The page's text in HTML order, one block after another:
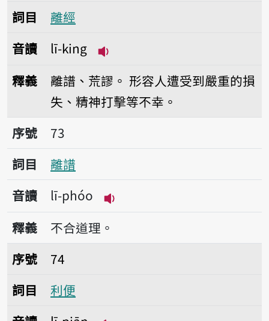
詞目
離經
音讀
lī-king
釋義 離譜、荒謬。 形容人遭受到嚴重的損
失、精神打擊等不幸。
序號73離譜
序號
73
詞目
離譜
音讀
lī-phóo
播放音讀lī-phóo
釋義
不合道理。
序號74利便
序號
74
詞目
利便